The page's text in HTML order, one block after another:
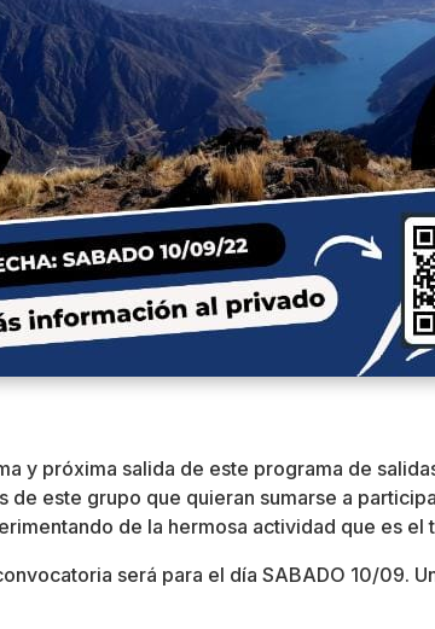
y próxima salida de este programa de
de este grupo que quieran sumarse a
de la hermosa actividad que es el
será para el día SABADO 10/09.